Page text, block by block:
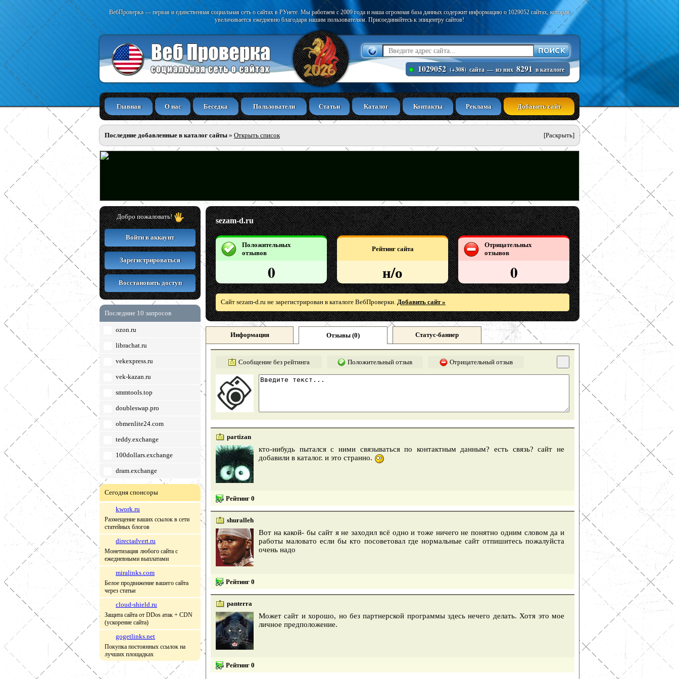
ВебПроверка — первая и единственная социальная сеть о сайтах в РУнете. Мы работаем с 2009 года и наша огромная база данных содержит информацию о 1029052 сайтах, которая
увеличивается ежедневно благодаря нашим пользователям. Присоединяйтесь к эпицентру сайтов!
1029052 (+308) сайта — из них 8291 в каталоге
Главная О нас Беседка Пользователи Статьи Каталог Контакты Реклама Добавить сайт
Последние добавленные в каталог сайты » Открыть список [Раскрыть]
Добро пожаловать!
Войти в аккаунт
Зарегистрироваться
Восстановить доступ
Последние 10 запросов
ozon.ru
librachat.ru
vekexpress.ru
vek-kazan.ru
smmtools.top
doubleswap.pro
obmenlite24.com
teddy.exchange
100dollars.exchange
dram.exchange
Сегодня спонсоры
kwork.ru
Размещение ваших ссылок в сети
статейных блогов
directadvert.ru
Монетизация любого сайта с
ежедневными выплатами
miralinks.com
Белое продвижение вашего сайта
через статьи
cloud-shield.ru
Защита сайта от DDos атак + CDN
(ускорение сайта)
gogetlinks.net
Покупка постоянных ссылок на
лучших площадках
sezam-d.ru
Положительных
отзывов
0
Рейтинг сайта
н/о
Отрицательных
отзывов
0
Сайт sezam-d.ru не зарегистрирован в каталоге ВебПроверки. Добавить сайт »
Информация Отзывы (0) Статус-баннер
Сообщение без рейтинга Положительный отзыв Отрицательный отзыв
partizan
кто-нибудь пытался с ними связываться по контактным данным? есть связь? сайт не
добавили в каталог. и это странно.
Рейтинг 0
shuralleh
Вот на какой- бы сайт я не заходил всё одно и тоже ничего не понятно одним словом да и
работы маловато если бы кто посоветовал где нормальные сайт отпишитесь пожалуйста
очень надо
Рейтинг 0
panterra
Может сайт и хорошо, но без партнерской программы здесь нечего делать. Хотя это мое
личное предположение.
Рейтинг 0